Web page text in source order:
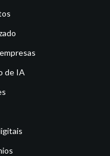
de IA